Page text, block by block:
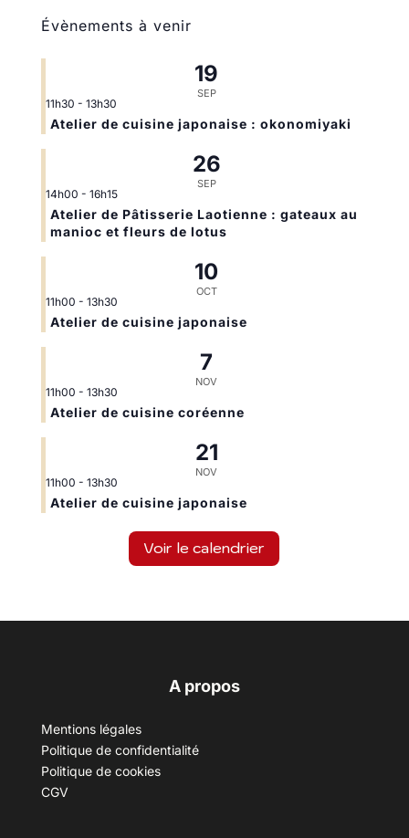
Évènements à venir
19
SEP
11h30 - 13h30
Atelier de cuisine japonaise : okonomiyaki
26
SEP
14h00 - 16h15
Atelier de Pâtisserie Laotienne : gateaux au
manioc et fleurs de lotus
10
OCT
11h00 - 13h30
Atelier de cuisine japonaise
7
NOV
11h00 - 13h30
Atelier de cuisine coréenne
21
NOV
11h00 - 13h30
Atelier de cuisine japonaise
Voir le calendrier
A propos
Mentions légales
Politique de confidentialité
Politique de cookies
CGV